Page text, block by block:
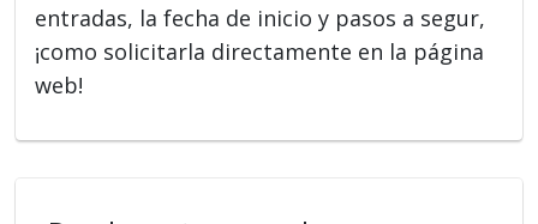
entradas, la fecha de inicio y pasos a segur,
¡como solicitarla directamente en la página
web!